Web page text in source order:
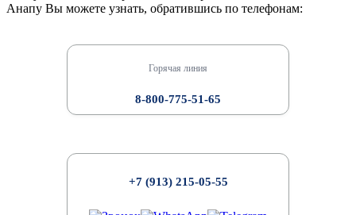
Анапу Вы можете узнать, обратившись по телефонам:
Горячая линия
8-800-775-51-65
+7 (913) 215-05-55